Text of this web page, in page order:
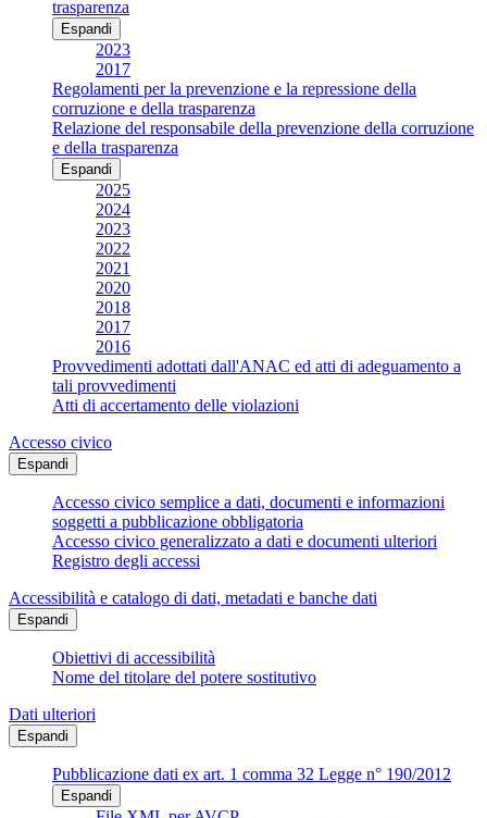
trasparenza
Espandi
2023
2017
Regolamenti per la prevenzione e la repressione della
corruzione e della trasparenza
Relazione del responsabile della prevenzione della corruzione
e della trasparenza
Espandi
2025
2024
2023
2022
2021
2020
2018
2017
2016
Provvedimenti adottati dall'ANAC ed atti di adeguamento a
tali provvedimenti
Atti di accertamento delle violazioni
Accesso civico
Espandi
Accesso civico semplice a dati, documenti e informazioni
soggetti a pubblicazione obbligatoria
Accesso civico generalizzato a dati e documenti ulteriori
Registro degli accessi
Accessibilità e catalogo di dati, metadati e banche dati
Espandi
Obiettivi di accessibilità
Nome del titolare del potere sostitutivo
Dati ulteriori
Espandi
Pubblicazione dati ex art. 1 comma 32 Legge n° 190/2012
Espandi